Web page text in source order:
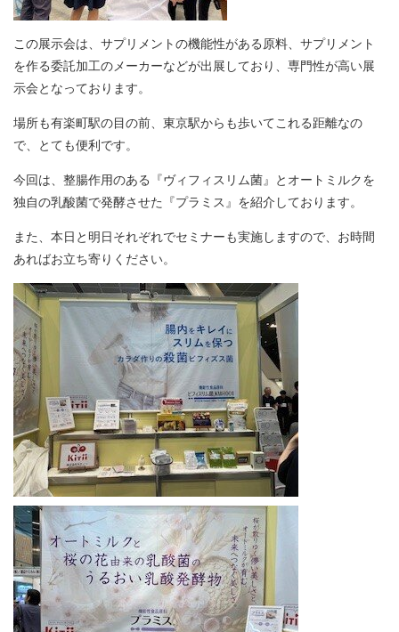
この展示会は、サプリメントの機能性がある原料、サプリメント
を作る委託加工のメーカーなどが出展しており、専門性が高い展
示会となっております。
場所も有楽町駅の目の前、東京駅からも歩いてこれる距離なの
で、とても便利です。
今回は、整腸作用のある『ヴィフィスリム菌』とオートミルクを
独自の乳酸菌で発酵させた『プラミス』を紹介しております。
また、本日と明日それぞれでセミナーも実施しますので、お時間
あればお立ち寄りください。